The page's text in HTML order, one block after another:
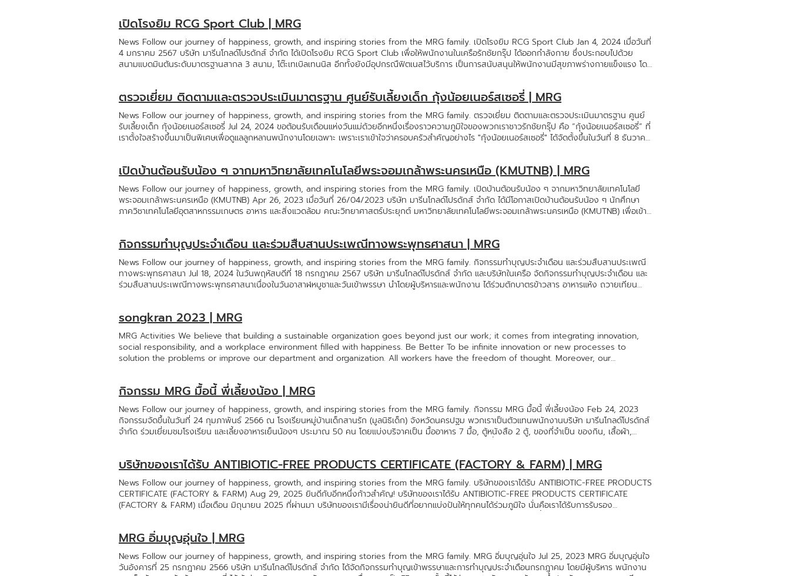
interruptedly increase conform with the company philosophy to always “ Be Better” Happy WorkPlace we strongly believe in
"Workmanship" as a care valuethus we put the greatest endeavor for their well beingwe wish to deliver a great Happiness and
Growth to all MRG member MRG Healthy Space Happy Workplace 1/1
เปิดโรงยิม RCG Sport Club | MRG
News Follow our journey of happiness, growth, and inspiring stories from the MRG family. เปิดโรงยิม RCG Sport Club Jan 4, 2024 เมื่อวันที่
4 มกราคม 2567 บริษัท มารีนโกลด์โปรดักส์ จำกัด ได้เปิดโรงยิม RCG Sport Club เพื่อให้พนักงานในเครือรักชัยกรุ๊ป ได้ออกกำลังกาย ซึ่งประกอบไปด้วย
สนามแบดมินตันระดับมาตรฐานสากล 3 สนาม, โต๊ะเทเบิลเทนนิส อีกทั้งยังมีอุปกรณืฟิตเนสไว้บริการ เป็นการสนับสนุนให้พนักงานมีสุขภาพร่างกายแข็งแรง โดย
พนักงานทุกคนได้หันมาออกกำลังกาย รักสุขภาพได้ เป็นอย่างดี และเรายังไม่หยุดแค่นี้ สนามฟุตบอลกำลังตามมา >< บ้านหลังนี้เค้าไม่หยุดดูแลพวกเราเลย
Happy มีความสุข แบบ work life balance
ตรวจเยี่ยม ติดตามและตรวจประเมินมาตรฐาน ศูนย์รับเลี้ยงเด็ก กุ้งน้อยเนอร์สเซอรี่ | MRG
News Follow our journey of happiness, growth, and inspiring stories from the MRG family. ตรวจเยี่ยม ติดตามและตรวจประเมินมาตรฐาน ศูนย์
รับเลี้ยงเด็ก กุ้งน้อยเนอร์สเซอรี่ Jul 24, 2024 ขอต้อนรับเดือนแห่งวันแม่ด้วยอีกหนึ่งเรื่องราวความภูมิใจของพวกเราชาวรักชัยกรุ๊ป คือ “กุ้งน้อยเนอร์สเซอรี่” ที่
เราตั้งใจสร้างขึ้นมาเป็นพิเศษเพื่อดูแลลูกหลานพนักงานโดยเฉพาะ เพราะเราเข้าใจว่าครอบครัวสำคัญอย่างไร "กุ้งน้อยเนอร์สเซอรี่" ได้จัดตั้งขึ้นในวันที่ 8 ธันวาคม
กุ้งน้อยเนอร์เซอรี่ เป็นศูนย์เลี้ยงเด็กที่มีบุคลากร และสถานที่ ที่เอื้ออำนวยต่อการพัฒนาส่งเสริมให้เด็กมีพัฒนาการตามวัยครบทั้ง 4 ด้าน คือ ร่างกาย อารมณ์
จิตใจ สังคม และสติปัญญา เรามุ่งมั่นให้ความสนุก ความรู้ ความปลอดภัย สุขอนามัยที่ดี และปลูกฝังคุณธรรมจริยธรรม รวมถึงส่งเสริมพัฒนาการเด็กให้เกิด
ปฏิสัมพันธ์ที่ดีระหว่างเด็กกับครอบครัว ชุมชนและสังคม โดยมีคุณครูและพี่เลี้ยงรวม 6 คน ปัจจุบันเรามีเด็กฝากประจำตั้งแต่อายุ 3 เดือน – 6ปี และฝากพิเศษ
หลังเลิกเรียน ปิดเทอม วันหยุด รับได้ถึงอายุ 12ปี โดยรวมๆสามารถรับดูแลเด็กได้ถึง 50 คน โดยเมื่อวันพุธที่ 24 กรกฎาคม 2567 กองการศึกษาศาสนาและ
วัฒนธรรม ร่วมกับ สำนักงานพัฒนาความมั่นคงของมนุษย์ และกลุ่มงานส่งเสริมสุขภาพสำนักงานสาธารณสุขจังหวัดสมุทรสาคร ได้เข้าตรวจเยี่ยม ติดตาม และ
โดยผลการตรวจประเมินผ่านตรงตามมาตรฐานการดำเนินสถานรับเลี้ยงเด็กเอกชน ซึ่งเราจะมีการตรวจประเมินเป็นประจำทุกปีเพื่อให้มั่นใจว่าระบบของเราได้
มาตรฐานและดียิ่งๆขึ้นอยู่เสมอ #Marinegold #MRG #RCGroup #YummyTale
เปิดบ้านต้อนรับน้อง ๆ จากมหาวิทยาลัยเทคโนโลยีพระจอมเกล้าพระนครเหนือ (KMUTNB) | MRG
News Follow our journey of happiness, growth, and inspiring stories from the MRG family. เปิดบ้านต้อนรับน้อง ๆ จากมหาวิทยาลัยเทคโนโลยี
พระจอมเกล้าพระนครเหนือ (KMUTNB) Apr 26, 2023 เมื่อวันที่ 26/04/2023 บริษัท มารีนโกลด์โปรดักส์ จำกัด ได้มีโอกาสเปิดบ้านต้อนรับน้อง ๆ นักศึกษา
ภาควิชาเทคโนโลยีอุตสาหกรรมเกษตร อาหาร และสิ่งแวดล้อม คณะวิทยาศาสตร์ประยุกต์ มหาวิทยาลัยเทคโนโลยีพระจอมเกล้าพระนครเหนือ (KMUTNB) เพื่อเข้า
พวกเราก็ปลื้มมาก และดีใจที่มีโอกาสได้ส่งมอบความรู้ให้กับน้องๆ ที่จะเป็นกำลังสำคัญของอุตสาหกรรมอาหารให้ประเทศไทยต่อๆไป ค่ะ
กิจกรรมทำบุญประจำเดือน และร่วมสืบสานประเพณีทางพระพุทธศาสนา | MRG
News Follow our journey of happiness, growth, and inspiring stories from the MRG family. กิจกรรมทำบุญประจำเดือน และร่วมสืบสานประเพณี
ทางพระพุทธศาสนา Jul 18, 2024 ในวันพฤหัสบดีที่ 18 กรกฎาคม 2567 บริษัท มารีนโกลด์โปรดักส์ จำกัด และบริษัทในเครือ จัดกิจกรรมทำบุญประจำเดือน และ
ร่วมสืบสานประเพณีทางพระพุทธศาสนาเนื่องในวันอาสาฬหบูชาและวันเข้าพรรษา นำโดยผู้บริหารและพนักงาน ได้ร่วมตักบาตรข้าวสาร อาหารแห้ง ถวายเทียน
songkran 2023 | MRG
MRG Activities We believe that building a sustainable organization goes beyond just our work; it comes from integrating innovation,
social responsibility, and a workplace environment filled with happiness. Be Better To be infinite innovation or new processes to
solution the problems or improve our department and organization. All workers have the freedom of thought. Moreover, our
responsibility to return the social. We never stop thinking and doing through out over 10 years of frozen food exportation and
interruptedly increase conform with the company philosophy to always “ Be Better” Happy WorkPlace we strongly believe in
"Workmanship" as a care valuethus we put the greatest endeavor for their well beingwe wish to deliver a great Happiness and
Growth to all MRG member songkran 2023 Happy Workplace 1/1
กิจกรรม MRG มื้อนี้ พี่เลี้ยงน้อง | MRG
News Follow our journey of happiness, growth, and inspiring stories from the MRG family. กิจกรรม MRG มื้อนี้ พี่เลี้ยงน้อง Feb 24, 2023
กิจกรรมจัดขึ้นในวันที่ 24 กุมภาพันธ์ 2566 ณ โรงเรียนหมู่บ้านเด็กสานรัก (มูลนิธิเด็ก) จังหวัดนครปฐม พวกเราเป็นตัวแทนพนักงานบริษัท มารีนโกลด์โปรดักส์
จำกัด ร่วมเยี่ยมชมโรงเรียน และเลี้ยงอาหารเย็นน้องๆ ประมาณ 50 คน โดยแบ่งบริจาคเป็น มื้ออาหาร 7 มื้อ, ตู้หนังสือ 2 ตู้, ของที่จำเป็น ของกิน, เสื้อผ้า,
น้องๆ รอยยิ้มของน้องก็ทำให้พี่ๆยิ้มแก้มปริและอิ่มเอมใจไม่น้อย แล้วพบกันใหม่ในกิจกรรมหน้าค่ะ
บริษัทของเราได้รับ ANTIBIOTIC-FREE PRODUCTS CERTIFICATE (FACTORY & FARM) | MRG
News Follow our journey of happiness, growth, and inspiring stories from the MRG family. บริษัทของเราได้รับ ANTIBIOTIC-FREE PRODUCTS
CERTIFICATE (FACTORY & FARM) Aug 29, 2025 ยินดีกับอีกหนึ่งก้าวสำคัญ! บริษัทของเราได้รับ ANTIBIOTIC-FREE PRODUCTS CERTIFICATE
(FACTORY & FARM) เมื่อเดือน มิถุนายน 2025 ที่ผ่านมา บริษัทของเรามีเรื่องน่ายินดีที่อยากแบ่งปันให้ทุกคนได้ร่วมภูมิใจ นั่นคือเราได้รับการรับรอง
ภูมิใจยิ่งกว่านั้นคือ ในประเทศไทยมีเพียง 2 แห่งเท่านั้น ที่ผ่านการรับรองนี้ และเราเป็นหนึ่งในนั้น ถือเป็นการตอกย้ำศักยภาพของบริษัท และยังเปิดโอกาสทางการ
ค้าครั้งสำคัญ โดยเฉพาะการส่งออกไปยัง ประเทศจีน ที่ให้ความสำคัญกับมาตรฐานด้านความปลอดภัยของอาหารเป็นพิเศษ และทาง QS จะมุ่งมั่นพัฒนาและเพิ่ม
Quantity ตามนโยบายบริษัทอย่างต่อเนื่อง ความสำเร็จที่มาจากทุกคน มาตรฐานที่เราได้รับ ไม่ได้เกิดขึ้นเพียงเพราะกระบวนการผลิตที่ดีเท่านั้น แต่ยังมาจากความ
ตั้งใจ ความร่วมมือ และความรับผิดชอบของพนักงานทุกคนในทุกแผนก ทุกขั้นตอน เพราะ “คุณภาพ” ไม่ได้เกิดจากเครื่องจักรหรือเอกสาร แต่เกิดจาก “หัวใจของ
MRG อิ่มบุญอุ่นใจ | MRG
News Follow our journey of happiness, growth, and inspiring stories from the MRG family. MRG อิ่มบุญอุ่นใจ Jul 25, 2023 MRG อิ่มบุญอุ่นใจ
วันอังคารที่ 25 กรกฎาคม 2566 บริษัท มารีนโกลด์โปรดักส์ จำกัด ได้จัดกิจกรรมทำบุญเข้าพรรษาและการทำบุญประจำเดือนกรกฎาคม โดยมีผู้บริหาร พนักงาน